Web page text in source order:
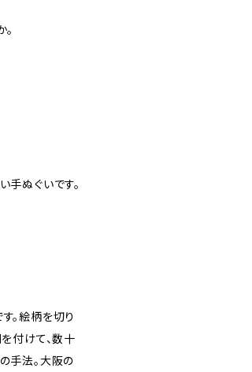
ぬぐいです。
。絵柄を切り
付けて、数十
手法。大阪の